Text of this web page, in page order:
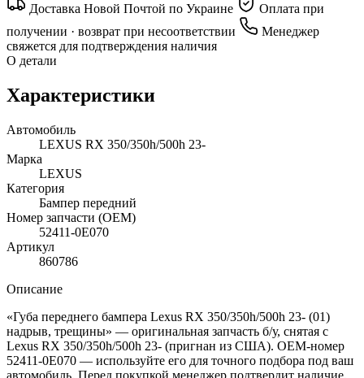
Доставка Новой Почтой по Украине
Оплата при
получении · возврат при несоответствии
Менеджер
свяжется для подтверждения наличия
О детали
Характеристики
Автомобиль
LEXUS RX 350/350h/500h 23-
Марка
LEXUS
Категория
Бампер передний
Номер запчасти (OEM)
52411-0E070
Артикул
860786
Описание
«Губа переднего бампера Lexus RX 350/350h/500h 23- (01)
надрыв, трещины» — оригинальная запчасть б/у, снятая с
Lexus RX 350/350h/500h 23- (пригнан из США). OEM-номер
52411-0E070 — используйте его для точного подбора под ваш
автомобиль. Перед покупкой менеджер подтвердит наличие,